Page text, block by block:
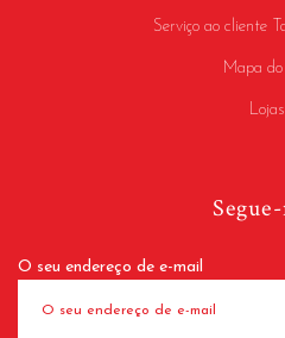
Serviço ao cliente
Mapa
Lojas
O seu endereço de e-mail